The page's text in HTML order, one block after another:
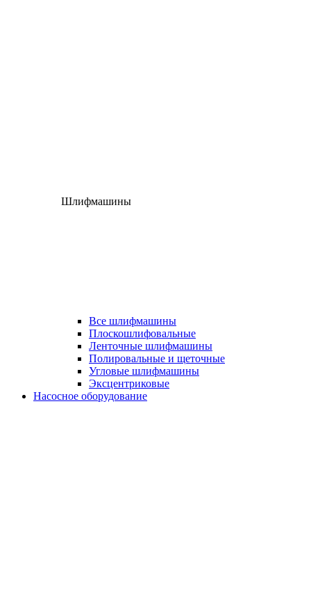
Шлифмашины
Все шлифмашины
Плоскошлифовальные
Ленточные шлифмашины
Полировальные и щеточные
Угловые шлифмашины
Эксцентриковые
Насосное оборудование